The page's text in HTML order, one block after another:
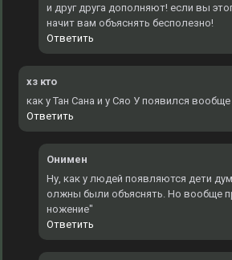
и друг друга дополняют! если вы
начит вам объяснять бесполезно!
Ответить
хз кто
как у Тан Сана и у Сяо У появился
Ответить
Онимен
Ну, как у людей появляются дети
олжны были объяснять. Но вообще
ножение"
Ответить